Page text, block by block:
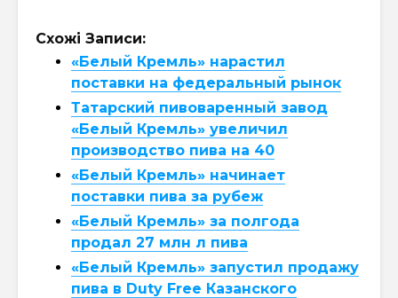
Схожі Записи:
«Белый Кремль» нарастил
поставки на федеральный рынок
Татарский пивоваренный завод
«Белый Кремль» увеличил
производство пива на 40
«Белый Кремль» начинает
поставки пива за рубеж
«Белый Кремль» за полгода
продал 27 млн л пива
«Белый Кремль» запустил продажу
пива в Duty Free Казанского